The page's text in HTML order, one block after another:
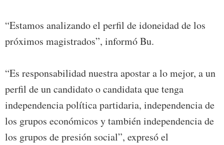
“Estamos analizando el perfil de idoneidad de los
próximos magistrados”, informó Bu.
“Es responsabilidad nuestra apostar a lo mejor, a un
perfil de un candidato o candidata que tenga
independencia política partidaria, independencia de
los grupos económicos y también independencia de
los grupos de presión social”, expresó el